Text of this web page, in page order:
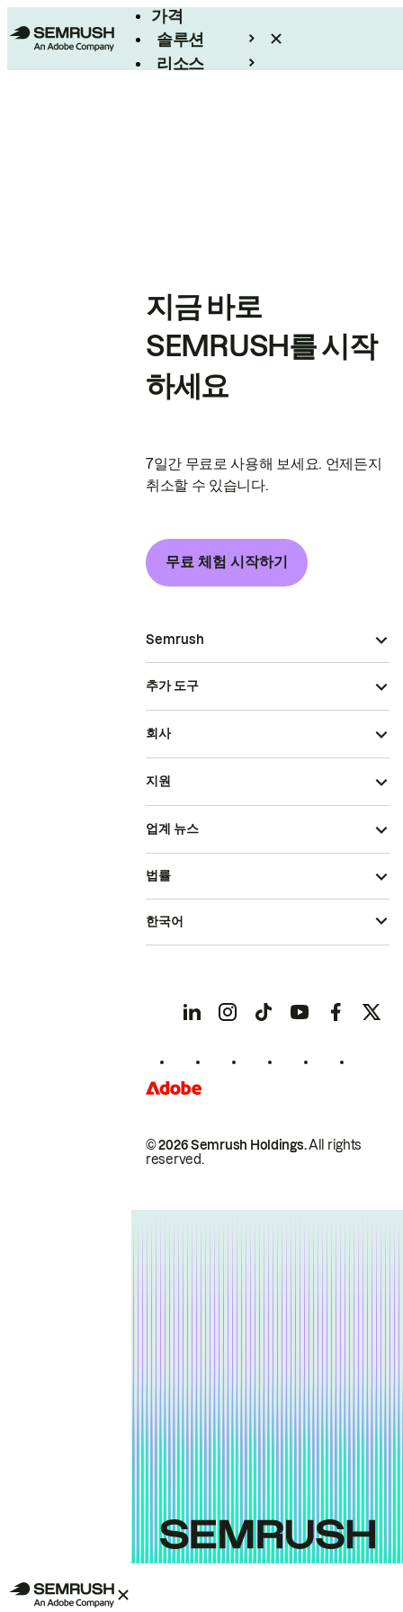
가격
솔루션
리소스
지금 바로
SEMRUSH를 시작
하세요
7일간 무료로 사용해 보세요. 언제든지
취소할 수 있습니다.
무료 체험 시작하기
Semrush
추가 도구
회사
지원
업계 뉴스
© 2026 Semrush Holdings.All rights
reserved.
법률
한국어